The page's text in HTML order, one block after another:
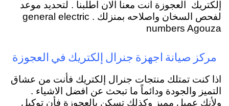
إلكتريك العجوزة انت معنا الان اطلبنا . لتحديد موعد
لفحص السخان واصلاحه بمنزلك . general electric
numbers Agouza
مركز صيانة اجهزة جنرال إلكتريك في العجوزة
اذا كنت تمتلك منتجات جنرال إلكتريك فأنت من عشاق
التميز والجودة ودائماً ما تبحث عن افضل الاشياء .
ولأنك عميل مميز وكذلك تسكن بالعجوزة فأن توكيل